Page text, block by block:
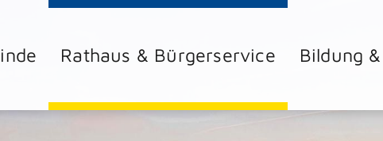
Rathaus & Bürgerservice Bildung